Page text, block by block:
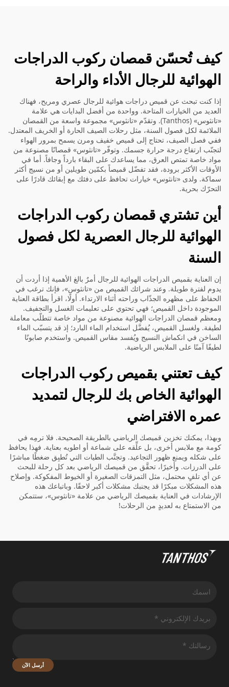
كيف تُحسّن قمصان ركوب الدراجات
الهوائية للرجال الأداء والراحة
إذا كنت تبحث عن قميص دراجات هوائية للرجال عصري ومريح، فهناك
العديد من الخيارات المتاحة. وواحدة من أفضل البدايات هي علامة
«تانثوس» (Tanthos). وتقدّم «تانثوس» مجموعة واسعة من القمصان
الملائمة لكل فصول السنة، مثل رحلات الصيف الحارة أو الخريف المعتدل.
ففي فصل الصيف، تحتاج إلى قميص خفيف ومرن يسمح بمرور الهواء
لتجنّب ارتفاع درجة حرارة جسمك. وتوفّر «تانثوس» قمصانًا مصنوعة من
مواد خاصة تمتص العرق، مما يساعدك على البقاء بارداً وجافاً. أما في
الأوقات الأكثر برودة، فقد تفضّل قميصاً بكمّين طويلين أو من نسيج أكثر
سماكة. ولدى «تانثوس» خيارات تحافظ على دفئك مع إبقائك قادرًا على
التحرّك بحرية.
أين تشتري قمصان ركوب الدراجات
الهوائية للرجال العصرية لكل فصول
السنة
إن العناية بقميص الدراجات الهوائية للرجال أمرٌ بالغ الأهمية إذا أردت أن
يدوم لفترة طويلة. وعند شرائك القميص من «تانثوس»، فإنك ترغب في
الحفاظ على مظهره الجذّاب وراحته أثناء الارتداء. أولًا، اقرأ بطاقة العناية
الموجودة داخل القميص؛ فهي تحتوي على تعليمات الغسل والتجفيف.
ومعظم قمصان الدراجات الهوائية مصنوعة من مواد خاصة تتطلّب معاملة
لطيفة. ولغسل القميص، يُفضَّل استخدام الماء البارد؛ إذ قد يتسبّب الماء
الساخن في انكماش النسيج ويُفسد مقاس القميص. واستخدم صابونًا
لطيفًا آمنًا على الملابس الرياضية.
كيف تعتني بقميص ركوب الدراجات
الهوائية الخاص بك للرجال لتمديد
عمره الافتراضي
وبهذا، يمكنك تخزين قميصك الرياضي بالطريقة الصحيحة. فلا ترمِه في
كومة مع ملابس أخرى، بل علِّقه على شماعة أو اطويه بعناية. فهذا يحافظ
على شكله ويمنع ظهور التجاعيد. وتجنَّب الطيات التي تُطبِق ضغطًا مباشرًا
على الدرزات. وأخيرًا، تحقَّق من قميصك الرياضي بعد كل رحلة للبحث
عن أي تلفٍ محتمل، مثل التمزقات الصغيرة أو الخيوط المفكوكة. وإصلاح
هذه المشكلات مبكرًا قد يجنبك مشكلات أكبر لاحقًا. وباتباعك هذه
الإرشادات في العناية بقميصك الرياضي من علامة «تانثوس»، ستتمكن
من الاستمتاع به لعديدٍ من الرحلات!
أرسل الآن